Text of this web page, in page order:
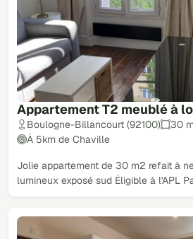
Appartement T2 meublé à
Boulogne-Billancourt (92100) 30
À 5km de Chaville
Jolie appartement de 30 m2 refait à
lumineux exposé sud Éligible à l'APL